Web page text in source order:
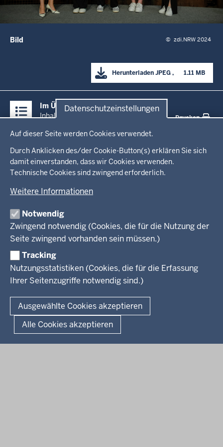
Datenschutzeinstellungen
Auf dieser Seite werden Cookies verwendet.
Durch Anklicken des/der Cookie-Button(s) erklären Sie sich
damit einverstanden, dass wir Cookies verwenden.
Technische Cookies sind zwingend erforderlich.
Weitere Informationen
Notwendig
Zwingend notwendig (Cookies, die für die Nutzung der
Seite zwingend vorhanden sein müssen.)
Tracking
Nutzungsstatistiken (Cookies, die für die Erfassung
Ihrer Seitenzugriffe notwendig sind.)
Ausgewählte Cookies akzeptieren
Alle Cookies akzeptieren
Bild © zdi.NRW 2024
HerunterladenJPEG
      1.11 MB
Inhalte
Im Überblick
Inhalt
Drucken
Menü
in
der
Fußzeile
Startseite
Ministerium
Leitung des Hauses
Organisation
Arbeitgeber Ministerium
Rechtsgrundlagen
Kultur
Wissenschaft, Forschung, Lehre und Studium
Weiterbildung
Presse
Service
Kontakt
Fußzeile
Datenschutz Erklärung zur Barrierefreiheit